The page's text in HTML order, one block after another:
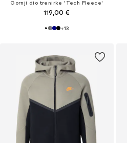
Gornji dio trenirke 'Tech Fleece'
119,00 €
+13